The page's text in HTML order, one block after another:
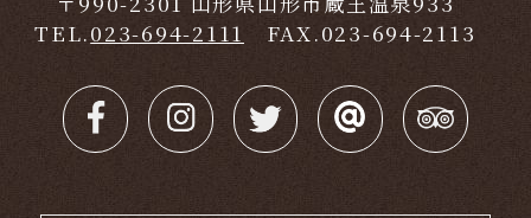
TEL.023-694-2111 FAX.023-694-2113